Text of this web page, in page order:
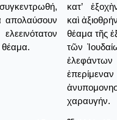
απολαύσουν
θέαμα.
κατ’
καὶ
θέαμα τῆς
τῶν
χαραυγήν.